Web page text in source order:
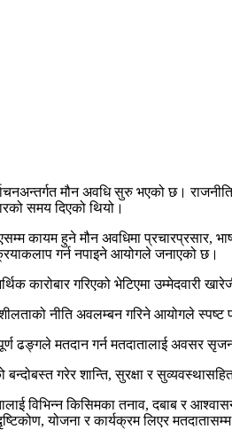
मौन अवधि सुरु भएको छ।
समय दिएको थियो।
कायम हुने मौन अवधिमा प्रचारप्रसार,
गर्न नपाइने आयोगले जनाएको छ।
कारोबार गरिएको भेटिएमा उम्मेदवारी
नीति अवलम्बन गरिने आयोगले स्पष्ट
ढङ्गले मतदान गर्न मतदातालाई अवसर
गरेर शान्ति, सुरक्षा र
विभिन्न किसिमका तनाव, दबाब र
योजना र कार्यक्रम लिएर